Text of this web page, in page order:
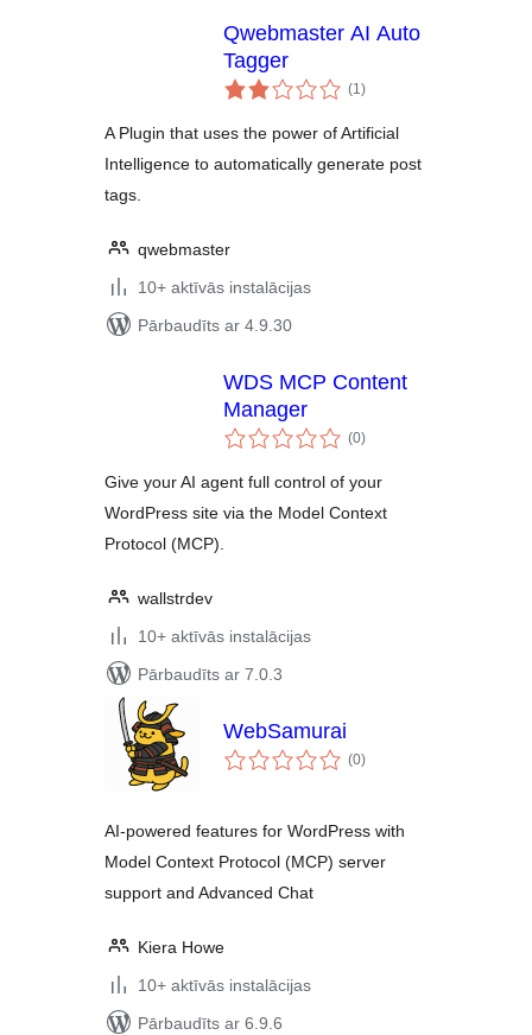
Qwebmaster AI Auto
Tagger
(1vērtējumu
kopsumma
)
A Plugin that uses the power of Artificial
Intelligence to automatically generate post
tags.
qwebmaster
10+ aktīvās instalācijas
Pārbaudīts ar 4.9.30
WDS MCP Content
Manager
(0vērtējumu
kopsumma
)
Give your AI agent full control of your
WordPress site via the Model Context
Protocol (MCP).
wallstrdev
10+ aktīvās instalācijas
Pārbaudīts ar 7.0.3
WebSamurai
(0vērtējumu
kopsumma
)
AI-powered features for WordPress with
Model Context Protocol (MCP) server
support and Advanced Chat
Kiera Howe
10+ aktīvās instalācijas
Pārbaudīts ar 6.9.6